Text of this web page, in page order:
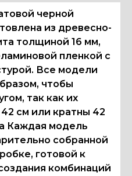
черной
из древесно-
толщиной 16 мм,
пленкой с
Все модели
чтобы
так как их
см или кратны 42
Каждая модель
собранной
готовой к
комбинаций